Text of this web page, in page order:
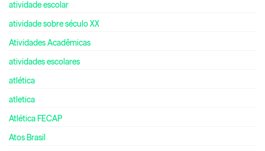
atividade escolar
atividade sobre século XX
Atividades Acadêmicas
atividades escolares
atlética
atletica
Atlética FECAP
Atos Brasil